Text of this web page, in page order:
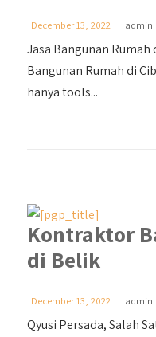
December 13, 2022 admin
Jasa Bangunan Rumah
Bangunan Rumah di
hanya tools...
Kontraktor
di Belik
December 13, 2022 admin
Qyusi Persada, Salah